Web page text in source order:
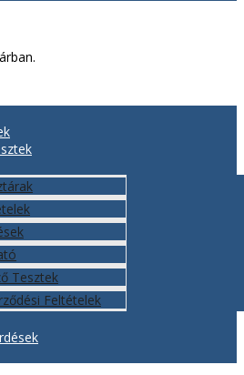
Tesztek
Feltételek